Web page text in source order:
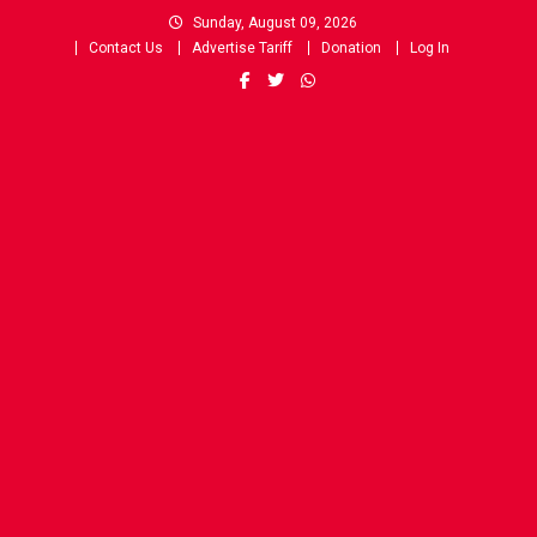
Sunday, August 09, 2026
Contact Us
Advertise Tariff Donation Log In